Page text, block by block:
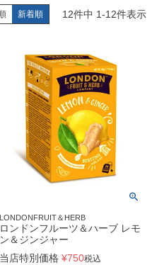
新着順 12件中 1-12件表示
LONDONFRUIT＆HERB
ロンドンフルーツ＆ハーブ レモ
ン＆ジンジャー
当店特別価格 ¥750税込